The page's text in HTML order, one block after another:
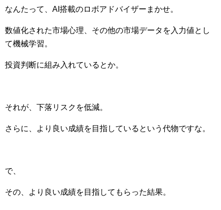
なんたって、AI搭載のロボアドバイザーまかせ。
数値化された市場心理、その他の市場データを入力値とし
て機械学習。
投資判断に組み入れているとか。
それが、下落リスクを低減。
さらに、より良い成績を目指しているという代物ですな。
で、
その、より良い成績を目指してもらった結果。